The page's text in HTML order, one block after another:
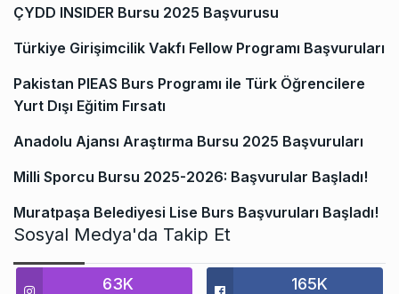
ÇYDD INSIDER Bursu 2025 Başvurusu
Türkiye Girişimcilik Vakfı Fellow Programı Başvuruları
Pakistan PIEAS Burs Programı ile Türk Öğrencilere
Yurt Dışı Eğitim Fırsatı
Anadolu Ajansı Araştırma Bursu 2025 Başvuruları
Milli Sporcu Bursu 2025-2026: Başvurular Başladı!
Muratpaşa Belediyesi Lise Burs Başvuruları Başladı!
Sosyal Medya'da Takip Et
63K 165K